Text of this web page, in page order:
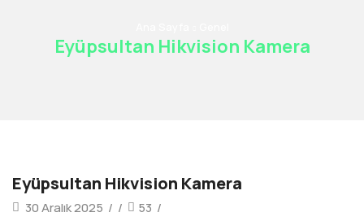
Eyüpsultan Hikvision Kamera
Eyüpsultan Hikvision Kamera
30 Aralık 2025 / / 53 /